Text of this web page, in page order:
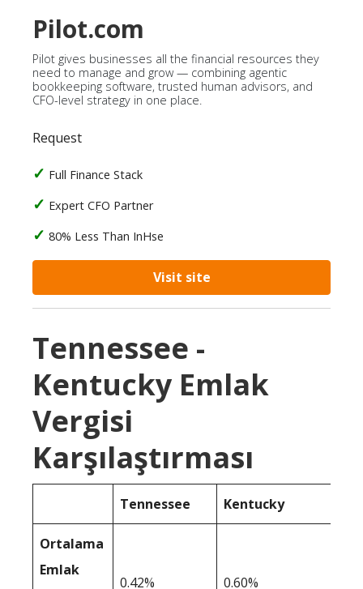
Pilot.com
Pilot gives businesses all the financial resources they
need to manage and grow — combining agentic
bookkeeping software, trusted human advisors, and
CFO-level strategy in one place.
Request
Full Finance Stack
Expert CFO Partner
80% Less Than InHse
Visit site
Tennessee -
Kentucky Emlak
Vergisi
Karşılaştırması
Tennessee Kentucky
Ortalama
Emlak
0.42% 0.60%